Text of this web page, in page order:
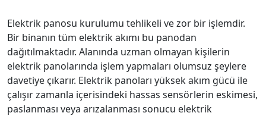
Elektrik panosu kurulumu tehlikeli ve zor bir işlemdir.
Bir binanın tüm elektrik akımı bu panodan
dağıtılmaktadır. Alanında uzman olmayan kişilerin
elektrik panolarında işlem yapmaları olumsuz şeylere
davetiye çıkarır. Elektrik panoları yüksek akım gücü ile
çalışır zamanla içerisindeki hassas sensörlerin eskimesi,
paslanması veya arızalanması sonucu elektrik